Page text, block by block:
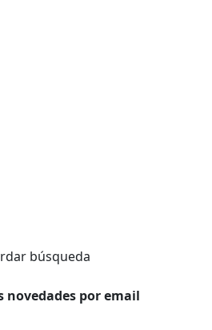
búsqueda
novedades por email